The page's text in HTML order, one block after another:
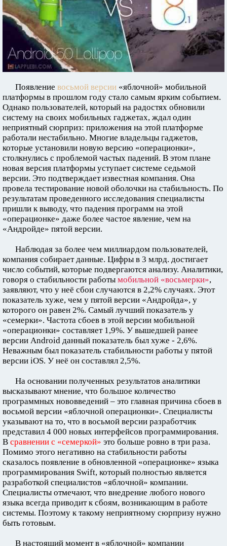
Появление восьмой версии «яблочной» мобильной
платформы в прошлом году стало самым ярким событием.
Однако пользователей, который на радостях обновили
систему на своих мобильных гаджетах, ждал один
неприятный сюрприз: приложения на этой платформе
работали нестабильно. Многие владельцы гаджетов,
которые установили новую версию «операционки»,
столкнулись с проблемой частых падений. В этом плане
новая версия платформы уступает системе седьмой
версии. Это подтверждает известная компания. Она
провела тестирование новой оболочки на стабильность. По
результатам проведенного исследования специалисты
пришли к выводу, что падения программ на этой
«операционке» даже более частое явление, чем на
«Андройде» пятой версии.
Наблюдая за более чем миллиардом пользователей,
компания собирает данные. Цифры в 3 млрд. достигает
число событий, которые подвергаются анализу. Аналитики,
говоря о стабильности работы мобильной «восьмерки»,
заявляют, что у неё сбои случаются в 2,2% случаях. Этот
показатель хуже, чем у пятой версии «Андройда», у
которого он равен 2%. Самый лучший показатель у
«семерки». Частота сбоев в этой версии мобильной
«операционки» составляет 1,9%. У вышедшей ранее
версии Android данный показатель был хуже - 2,6%.
Неважным был показатель стабильности работы у пятой
версии iOS. У неё он составлял 2,5%.
На основании полученных результатов аналитики
высказывают мнение, что большое количество
программных нововведений – это главная причина сбоев в
восьмой версии «яблочной операционки». Специалисты
указывают на то, что в восьмой версии разработчик
представил 4 000 новых интерфейсов программирования.
В сравнении с «семеркой» это больше ровно в три раза.
Помимо этого негативно на стабильности работы
сказалось появление в обновленной «операционке» языка
программирования Swift, который полностью является
разработкой специалистов «яблочной» компании.
Специалисты отмечают, что внедрение любого нового
языка всегда приводит к сбоям, возникающим в работе
системы. Поэтому к такому неприятному сюрпризу нужно
быть готовым.
В настоящий момент в «яблочной» компании